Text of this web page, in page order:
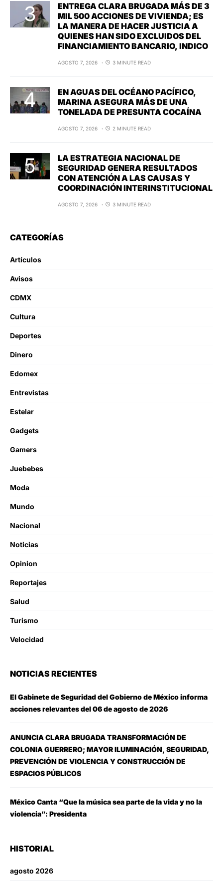
ENTREGA CLARA BRUGADA MÁS DE 3
MIL 500 ACCIONES DE VIVIENDA; ES
LA MANERA DE HACER JUSTICIA A
QUIENES HAN SIDO EXCLUIDOS DEL
FINANCIAMIENTO BANCARIO, INDICO
AGOSTO 7, 2026 3 MINUTE READ
EN AGUAS DEL OCÉANO PACÍFICO,
MARINA ASEGURA MÁS DE UNA
TONELADA DE PRESUNTA COCAÍNA
AGOSTO 7, 2026 2 MINUTE READ
LA ESTRATEGIA NACIONAL DE
SEGURIDAD GENERA RESULTADOS
CON ATENCIÓN A LAS CAUSAS Y
COORDINACIÓN INTERINSTITUCIONAL
AGOSTO 7, 2026 3 MINUTE READ
CATEGORÍAS
Artículos
Avisos
CDMX
Cultura
Deportes
Dinero
Edomex
Entrevistas
Estelar
Gadgets
Gamers
Juebebes
Moda
Mundo
Nacional
Noticias
Opinion
Reportajes
Salud
Turismo
Velocidad
NOTICIAS RECIENTES
El Gabinete de Seguridad del Gobierno de México informa
acciones relevantes del 06 de agosto de 2026
ANUNCIA CLARA BRUGADA TRANSFORMACIÓN DE
COLONIA GUERRERO; MAYOR ILUMINACIÓN, SEGURIDAD,
PREVENCIÓN DE VIOLENCIA Y CONSTRUCCIÓN DE
ESPACIOS PÚBLICOS
México Canta “Que la música sea parte de la vida y no la
violencia”: Presidenta
HISTORIAL
agosto 2026